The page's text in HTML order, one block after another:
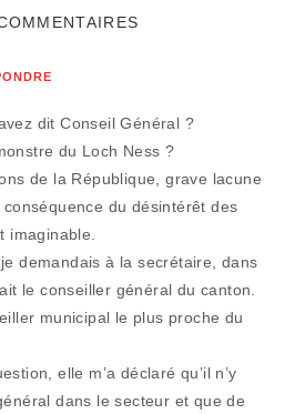
dit Conseil Général ?
du Loch Ness ?
de la République, grave lacune
du désintérêt des
imaginable.
demandais à la secrétaire, dans
le conseiller général du canton.
municipal le plus proche du
elle m’a déclaré qu’il n’y
dans le secteur et que de